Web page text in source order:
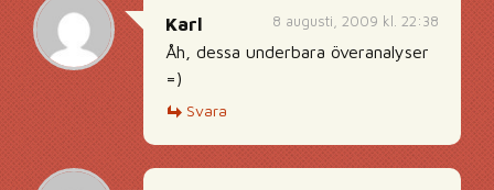
8 augusti, 2009 kl. 22:38
Karl
Åh, dessa underbara överanalyser
=)
Svara